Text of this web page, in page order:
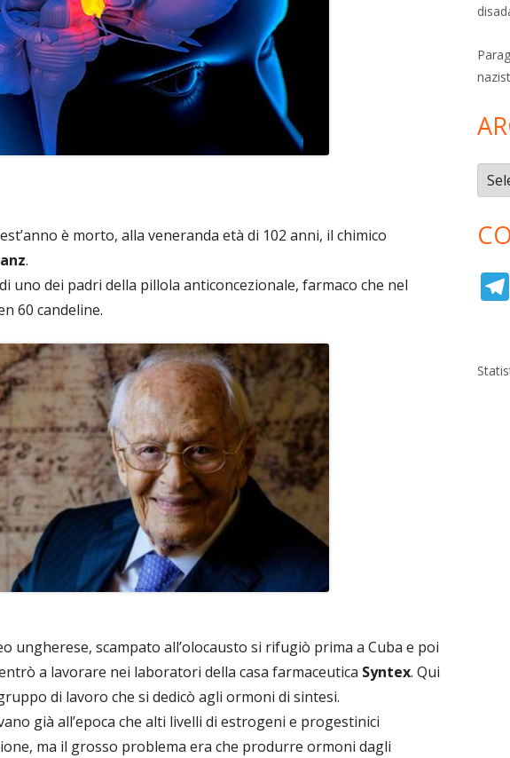
è morto, alla veneranda età di 102 anni, il chimico
.
uno dei padri della pillola anticoncezionale, farmaco che nel
60 candeline.
ungherese, scampato all’olocausto si rifugiò prima a Cuba e poi
a lavorare nei laboratori della casa farmaceutica Syntex. Qui
di lavoro che si dedicò agli ormoni di sintesi.
già all’epoca che alti livelli di estrogeni e progestinici
ma il grosso problema era che produrre ormoni dagli